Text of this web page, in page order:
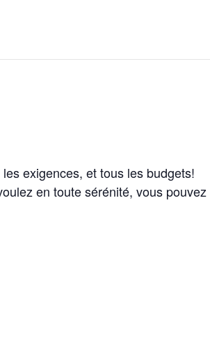
exigences, et tous les budgets!
en toute sérénité, vous pouvez